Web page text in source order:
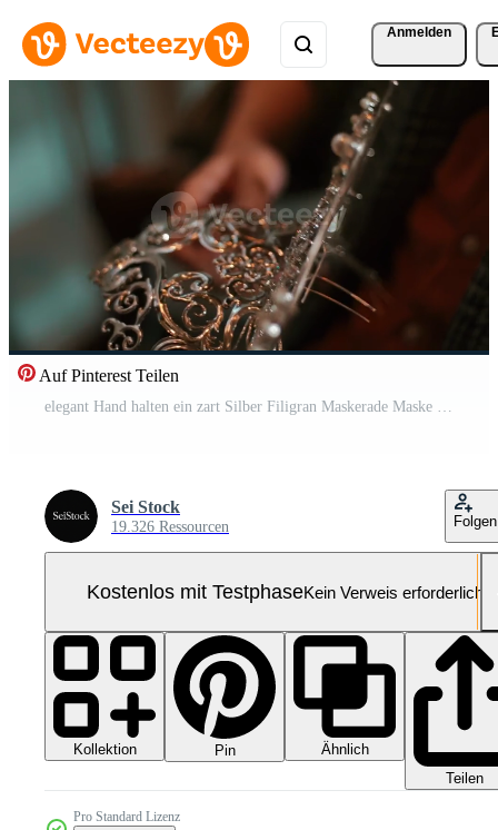
Anmelden
Auf Pinterest Teilen
elegant Hand halten ein zart Silber Filigran Maskerade Maske beim ein festlich Fall. Pro Video
Sei Stock
19.326 Ressourcen Folgen
Kostenlos mit TestphaseKein Verweis erforderlich
Kollektion Pin
Ähnlich
Teilen
Pro Standard Lizenz